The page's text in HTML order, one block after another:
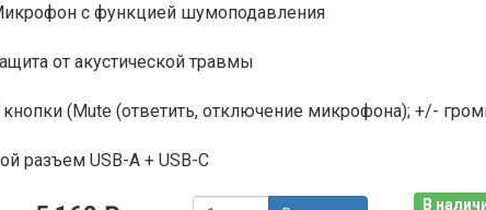
с функцией шумоподавления
от акустической травмы
кнопки (Mute (ответить, отключение микрофона); +/-
разъем USB-A + USB-C
В